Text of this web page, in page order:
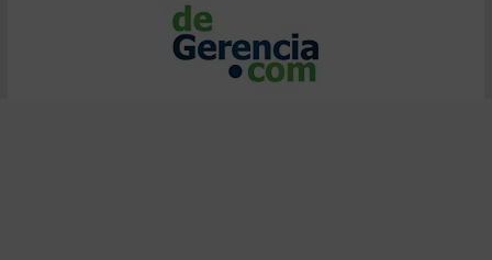
Trabajo forzoso en la cadena de suministro: qué hacer
Mercado hispano de EE. UU.: cómo segmentarlo y venderle